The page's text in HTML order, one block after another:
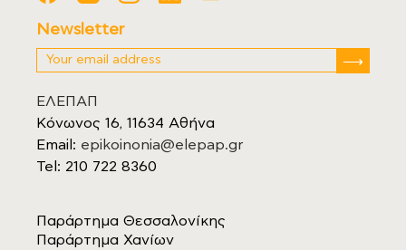
Newsletter
ΕΛΕΠΑΠ
Κόνωνος 16, 11634 Αθήνα
Email: epikoinonia@elepap.gr
Tel: 210 722 8360
Παράρτημα Θεσσαλονίκης
Παράρτημα Χανίων